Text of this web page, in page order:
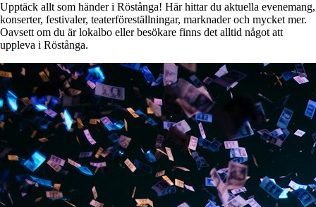
Upptäck allt som händer i Röstånga! Här hittar du aktuella evenemang,
konserter, festivaler, teaterföreställningar, marknader och mycket mer.
Oavsett om du är lokalbo eller besökare finns det alltid något att
uppleva i Röstånga.